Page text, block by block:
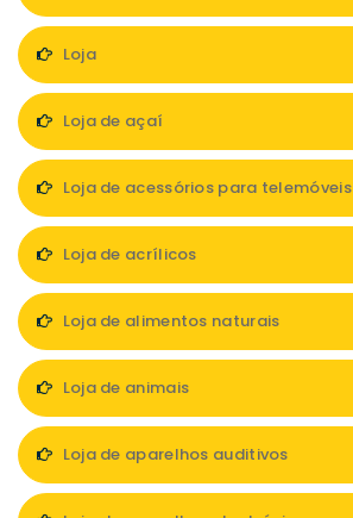
Loja
Loja de açaí
Loja de acessórios para telemóveis
Loja de acrílicos
Loja de alimentos naturais
Loja de animais
Loja de aparelhos auditivos